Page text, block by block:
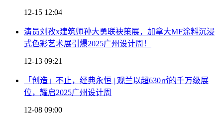
12-15 12:04
演员刘孜x建筑师孙大勇联袂策展，加拿大MF涂料沉浸
式色彩艺术展引爆2025广州设计周！
12-13 09:21
「创造」不止，经典永恒 | 观兰以超630㎡的千万级展
位，耀启2025广州设计周
12-08 09:00